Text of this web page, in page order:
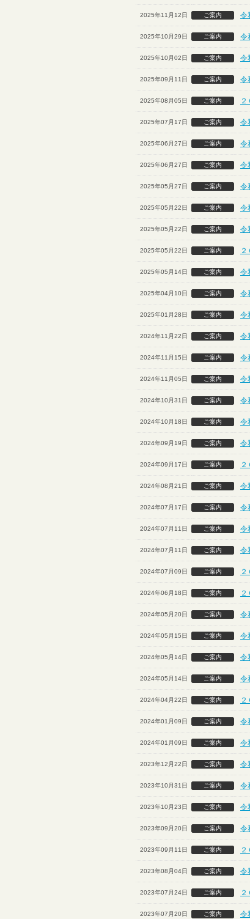
2025年11月12日 ご案内 令
2025年10月29日 ご案内 令
2025年10月02日 ご案内 令
2025年09月11日 ご案内 令
2025年08月05日 ご案内
2025年07月17日 ご案内 令
2025年06月27日 ご案内 令
2025年06月27日 ご案内 令
2025年05月27日 ご案内 令
2025年05月22日 ご案内 令
2025年05月22日 ご案内 令
2025年05月22日 ご案内
2025年05月14日 ご案内 令
2025年04月10日 ご案内 令
2025年01月28日 ご案内 令
2024年11月22日 ご案内 令
2024年11月15日 ご案内 令
2024年11月05日 ご案内 令
2024年10月31日 ご案内 令
2024年10月18日 ご案内 令
2024年09月19日 ご案内 令
2024年09月17日 ご案内
2024年08月21日 ご案内 令
2024年07月17日 ご案内 令
2024年07月11日 ご案内 令
2024年07月11日 ご案内 令
2024年07月09日 ご案内
2024年06月18日 ご案内
2024年05月20日 ご案内 令
2024年05月15日 ご案内 令
2024年05月14日 ご案内 令
2024年05月14日 ご案内 令
2024年04月22日 ご案内
2024年01月09日 ご案内 令
2024年01月09日 ご案内 令
2023年12月22日 ご案内 令
2023年10月31日 ご案内 令
2023年10月23日 ご案内 令
2023年09月20日 ご案内 令
2023年09月11日 ご案内
2023年08月04日 ご案内 令
2023年07月24日 ご案内
2023年07月20日 ご案内 令